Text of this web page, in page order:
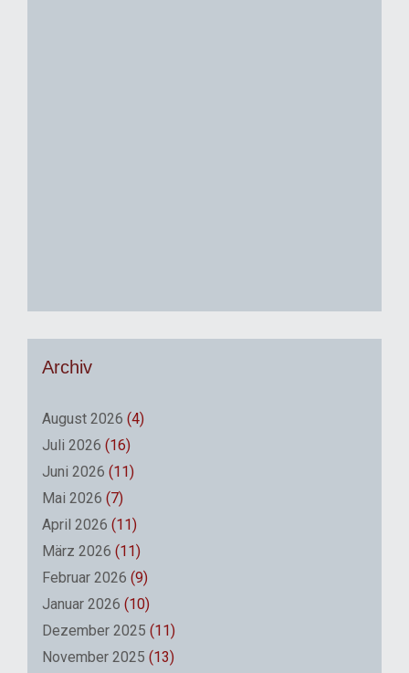
Archiv
August 2026 (4)
Juli 2026 (16)
Juni 2026 (11)
Mai 2026 (7)
April 2026 (11)
März 2026 (11)
Februar 2026 (9)
Januar 2026 (10)
Dezember 2025 (11)
November 2025 (13)